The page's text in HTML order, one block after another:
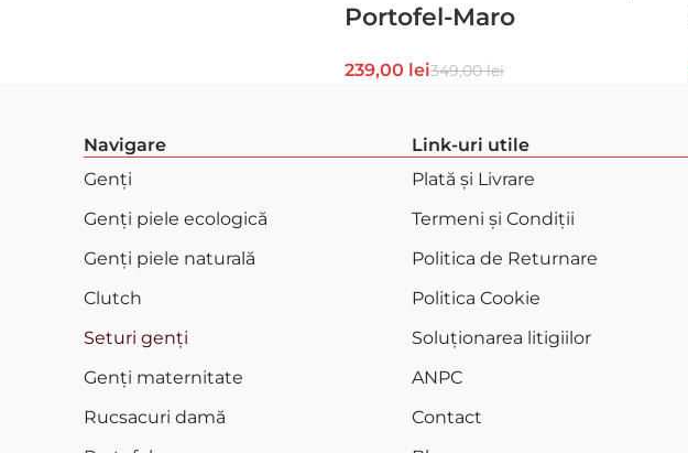
Portofel-Maro
349,00lei
239,00 lei
Navigare
Genți
Genți piele ecologică
Genți piele naturală
Clutch
Seturi genți
Genți maternitate
Rucsacuri damă
Link-uri utile
Plată și Livrare
Termeni și Condiții
Politica de Returnare
Politica Cookie
Soluționarea litigiilor
ANPC
Contact